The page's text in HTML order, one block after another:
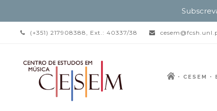
(+351) 217908388, Ext.: 40337/38
CESEM